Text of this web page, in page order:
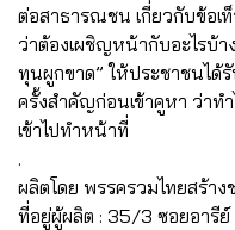
ต่อสาธารณชน เกี่ยวกับข้อเ
ว่าต้องเผชิญหน้ากับอะไรบ้า
ทุนผูกขาด” ให้ประชาชนได้
ครั้งสำคัญก่อนเข้าคูหา ว่าทำ
เข้าไปทำหน้าที่
.
ผลิตโดย พรรครวมไทยสร้าง
ที่อยู่ผู้ผลิต : 35/3 ซอยอารี